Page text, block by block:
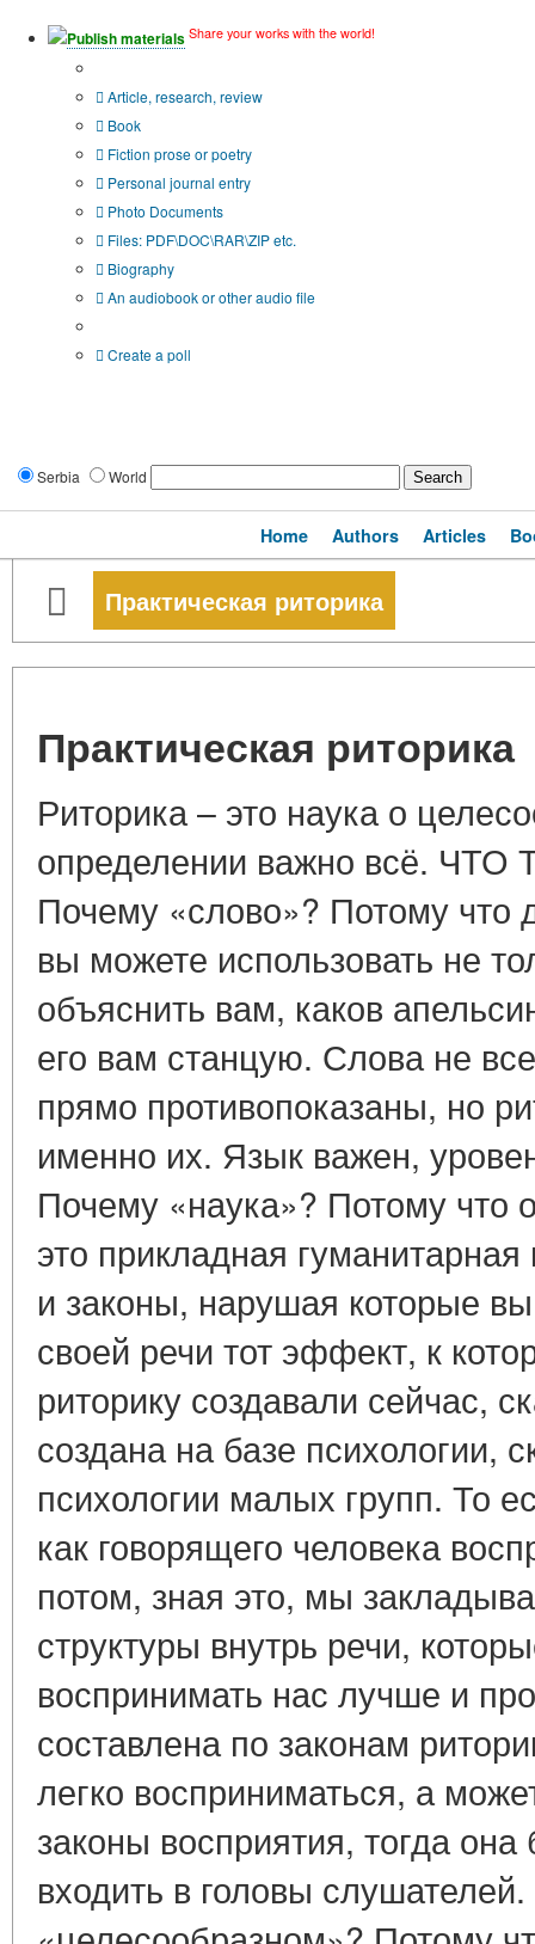
Publish materials Share your works with the world!
Article, research, review
Book
Fiction prose or poetry
Personal journal entry
Photo Documents
Files: PDF\DOC\RAR\ZIP etc.
Biography
An audiobook or other audio file
Create a poll
Serbia World
Home Authors Articles
Практическая риторика
Практическая риторика
Риторика – это наука о
определении важно всё.
Почему «слово»? Потому что
вы можете использовать не
объяснить вам, каков
его вам станцую. Слова не
прямо противопоказаны, но
именно их. Язык важен,
Почему «наука»? Потому что
это прикладная
и законы, нарушая которые
своей речи тот эффект, к
риторику создавали сейчас,
создана на базе психологии,
психологии малых групп. То
как говорящего человека
потом, зная это, мы
структуры внутрь речи,
воспринимать нас лучше и
составлена по законам
легко восприниматься, а
законы восприятия, тогда
входить в головы